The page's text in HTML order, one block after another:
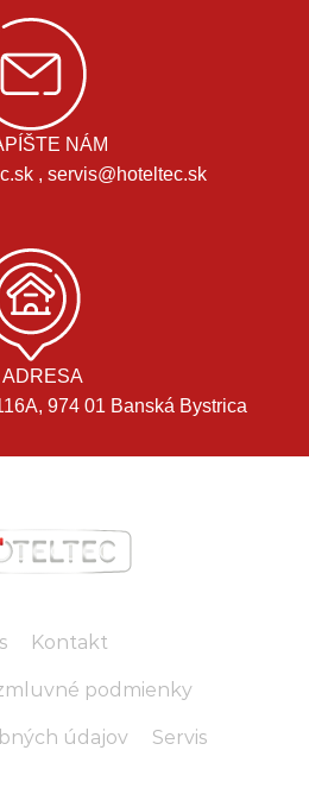
NÁM
, servis@hoteltec.sk
ADRESA
974 01 Banská Bystrica
Kontakt
podmienky
údajov Servis